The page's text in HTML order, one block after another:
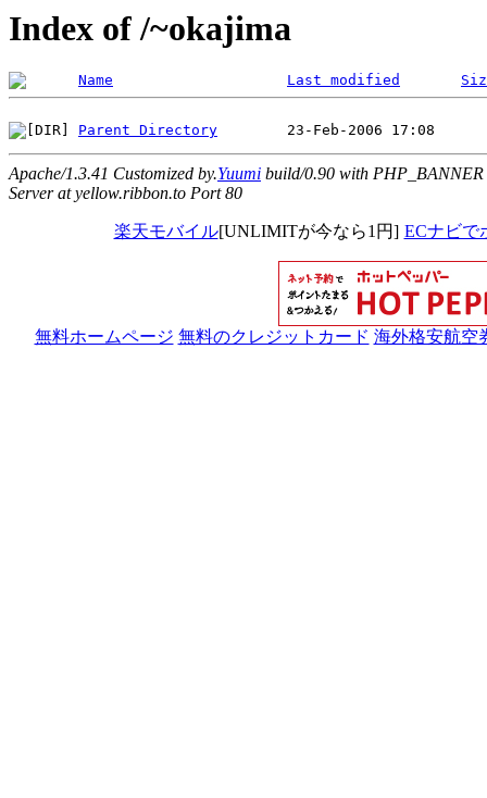
Index of /~okajima
Name Last modified
Parent Directory
Apache/1.3.41 Customized by.Yuumi build/0.90 with PHP_BANNER
Server at yellow.ribbon.to Port 80
楽天モバイル[UNLIMITが今なら1円] ECナビで
無料ホームページ 無料のクレジットカード 海外格安航空